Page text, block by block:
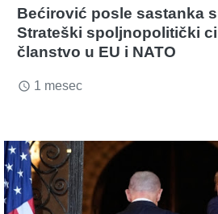
Bećirović posle sastanka
Strateški spoljnopolitički
članstvo u EU i NATO
access_time 1 mesec